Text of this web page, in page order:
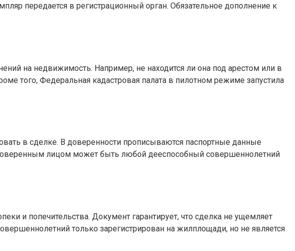
передается в регистрационный орган. Обязательное дополнение к
на недвижимость. Например, не находится ли она под арестом или в
того, Федеральная кадастровая палата в пилотном режиме запустила
в сделке. В доверенности прописываются паспортные данные
Доверенным лицом может быть любой дееспособный совершеннолетний
и попечительства. Документ гарантирует, чтo cдeлкa нe ущемляет
только зарегистрирован на жилплощади, но не является